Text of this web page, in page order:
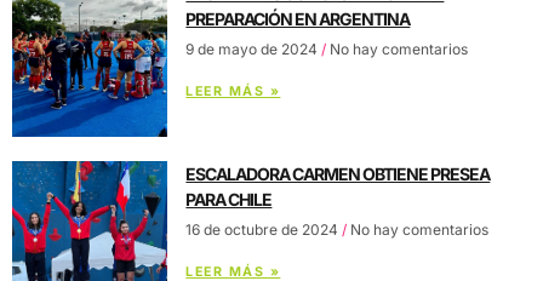
PREPARACIÓN EN ARGENTINA
9 de mayo de 2024 No hay comentarios
LEER MÁS »
ESCALADORA CARMEN OBTIENE PRESEA
PARA CHILE
16 de octubre de 2024 No hay comentarios
LEER MÁS »